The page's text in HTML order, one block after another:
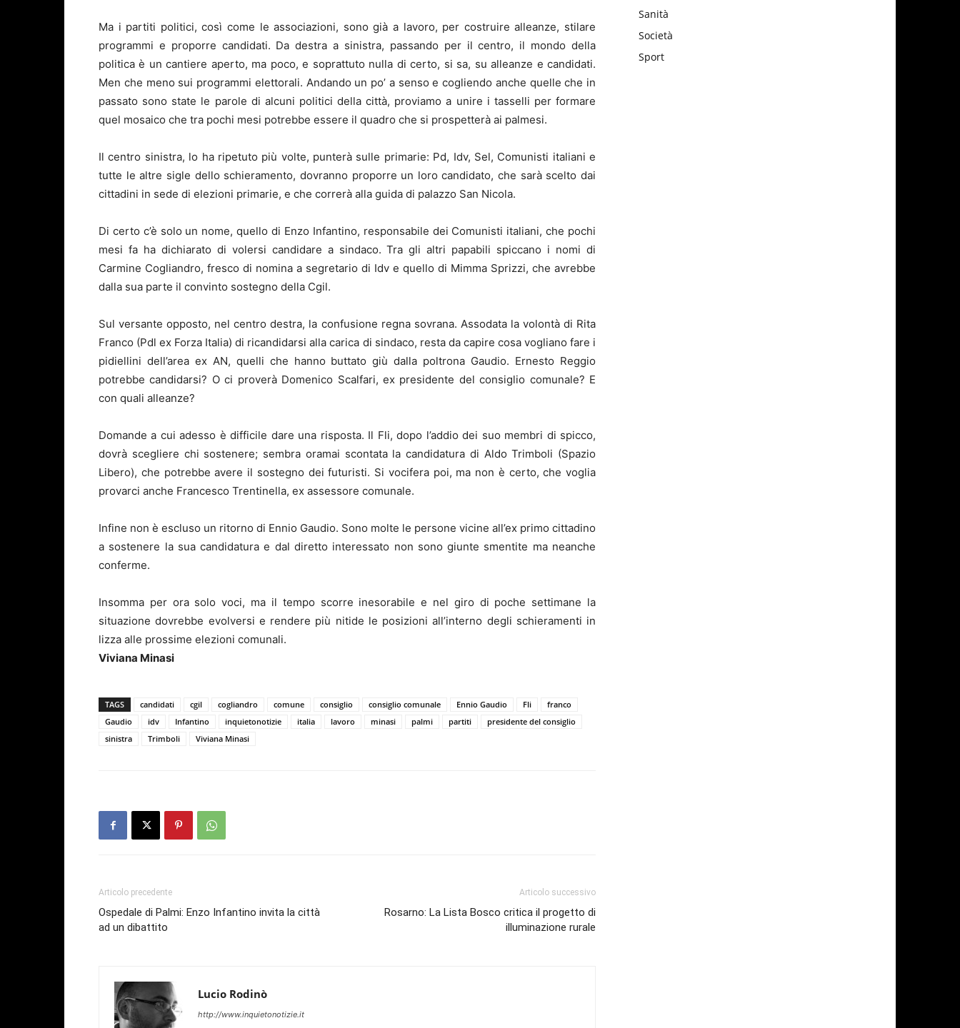
Ma i partiti politici, così come le associazioni, sono già a lavoro, per costruire alleanze, stilare
programmi e proporre candidati. Da destra a sinistra, passando per il centro, il mondo della
politica è un cantiere aperto, ma poco, e soprattuto nulla di certo, si sa, su alleanze e candidati.
Men che meno sui programmi elettorali. Andando un po’ a senso e cogliendo anche quelle che in
passato sono state le parole di alcuni politici della città, proviamo a unire i tasselli per formare
quel mosaico che tra pochi mesi potrebbe essere il quadro che si prospetterà ai palmesi.
Il centro sinistra, lo ha ripetuto più volte, punterà sulle primarie: Pd, Idv, Sel, Comunisti italiani e
tutte le altre sigle dello schieramento, dovranno proporre un loro candidato, che sarà scelto dai
cittadini in sede di elezioni primarie, e che correrà alla guida di palazzo San Nicola.
Di certo c’è solo un nome, quello di Enzo Infantino, responsabile dei Comunisti italiani, che pochi
mesi fa ha dichiarato di volersi candidare a sindaco. Tra gli altri papabili spiccano i nomi di
Carmine Cogliandro, fresco di nomina a segretario di Idv e quello di Mimma Sprizzi, che avrebbe
dalla sua parte il convinto sostegno della Cgil.
Sul versante opposto, nel centro destra, la confusione regna sovrana. Assodata la volontà di Rita
Franco (Pdl ex Forza Italia) di ricandidarsi alla carica di sindaco, resta da capire cosa vogliano fare i
pidiellini dell’area ex AN, quelli che hanno buttato giù dalla poltrona Gaudio. Ernesto Reggio
potrebbe candidarsi? O ci proverà Domenico Scalfari, ex presidente del consiglio comunale? E
con quali alleanze?
Domande a cui adesso è difficile dare una risposta. Il Fli, dopo l’addio dei suo membri di spicco,
dovrà scegliere chi sostenere; sembra oramai scontata la candidatura di Aldo Trimboli (Spazio
Libero), che potrebbe avere il sostegno dei futuristi. Si vocifera poi, ma non è certo, che voglia
provarci anche Francesco Trentinella, ex assessore comunale.
Infine non è escluso un ritorno di Ennio Gaudio. Sono molte le persone vicine all’ex primo cittadino
a sostenere la sua candidatura e dal diretto interessato non sono giunte smentite ma neanche
conferme.
Insomma per ora solo voci, ma il tempo scorre inesorabile e nel giro di poche settimane la
situazione dovrebbe evolversi e rendere più nitide le posizioni all’interno degli schieramenti in
lizza alle prossime elezioni comunali.
Viviana Minasi
TAGS candidati cgil cogliandro comune consiglio consiglio comunale Ennio Gaudio Fli
franco
Gaudio
idv Infantino inquietonotizie italia lavoro minasi palmi partiti
presidente del consiglio
sinistra
Trimboli Viviana Minasi
Articolo precedente
Ospedale di Palmi: Enzo Infantino invita la città
ad un dibattito
Articolo successivo
Rosarno: La Lista Bosco critica il progetto di
illuminazione rurale
Lucio Rodinò
http://www.inquietonotizie.it
Sanità
Società
Sport